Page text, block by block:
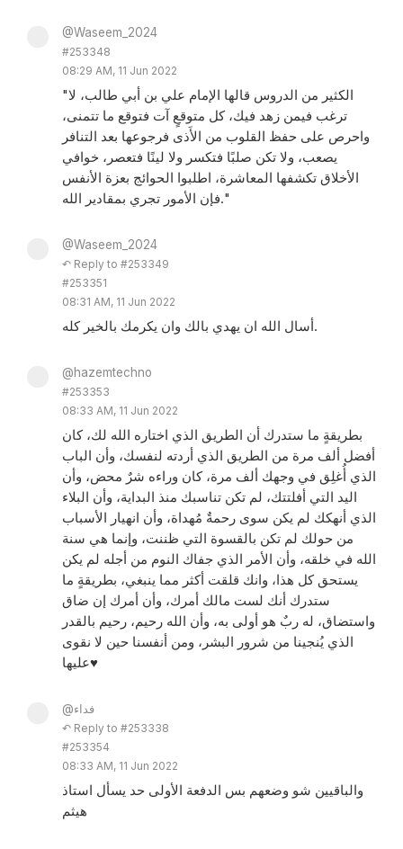
@Waseem_2024
#253348
08:29 AM, 11 Jun 2022
"الكثير من الدروس قالها الإمام علي بن أبي طالب، لا
ترغب فيمن زهد فيك، كل متوقعٍ آت فتوقع ما تتمنى،
واحرص على حفظ القلوب من الأَذى فرجوعها بعد التنافر
يصعب، ولا تكن صلبًا فتكسر ولا لينًا فتعصر، خوافي
الأخلاق تكشفها المعاشرة، اطلبوا الحوائج بعزة الأنفس
فإن الأمور تجري بمقادير الله."
@Waseem_2024
↶ Reply to #253349
#253351
08:31 AM, 11 Jun 2022
أسال الله ان يهدي بالك وان يكرمك بالخير كله.
@hazemtechno
#253353
08:33 AM, 11 Jun 2022
بطريقةٍ ما ستدرك أن الطريق الذي اختاره الله لك، كان
أفضل ألف مرة من الطريق الذي أردته لنفسك، وأن الباب
الذي أُغلِق في وجهك ألف مرة، كان وراءه شرٌ محض، وأن
اليد التي أفلتتك، لم تكن تناسبك منذ البداية، وأن البلاء
الذي أنهكك لم يكن سوى رحمةٌ مُهداة، وأن انهيار الأسباب
من حولك لم تكن بالقسوة التي ظننت، وإنما هي سنة
الله في خلقه، وأن الأمر الذي جفاك النوم من أجله لم يكن
يستحق كل هذا، وانك قلقت أكثر مما ينبغي، بطريقةٍ ما
ستدرك أنك لست مالك أمرك، وأن أمرك إن ضاق
واستضاق، له ربٌ هو أولى به، وأن الله رحيم، رحيم بالقدر
الذي يُنجينا من شرور البشر، ومن أنفسنا حين لا نقوى
عليها♥️
@فداء
↶ Reply to #253338
#253354
08:33 AM, 11 Jun 2022
والباقيين شو وضعهم بس الدفعة الأولى حد يسأل استاذ
هيثم